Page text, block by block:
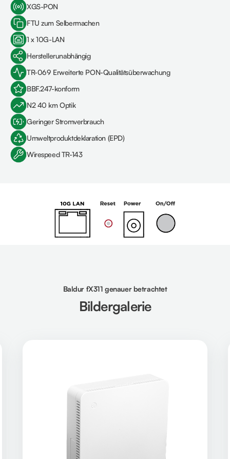
XGS-PON
FTU zum Selbermachen
1 x 10G-LAN
Herstellerunabhängig
TR-069 Erweiterte PON-Qualitätsüberwachung
BBF.247-konform
N2 40 km Optik
Geringer Stromverbrauch
Umweltproduktdeklaration (EPD)
Wirespeed TR-143
Baldur fX311 genauer betrachtet
Bildergalerie